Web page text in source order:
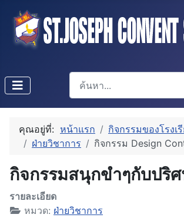
การค้นหา
Type 2 or more
คุณอยู่ที่: หน้าแรก
กิจกรรมของโรงเ
ฝ่ายวิชาการ
กิจกรรม Design
กิจกรรมสนุกขำๆกับปริ
รายละเอียด
หมวด: ฝ่ายวิชาการ